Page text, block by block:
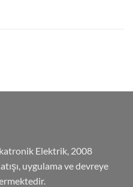
Elektrik, 2008
uygulama ve devreye